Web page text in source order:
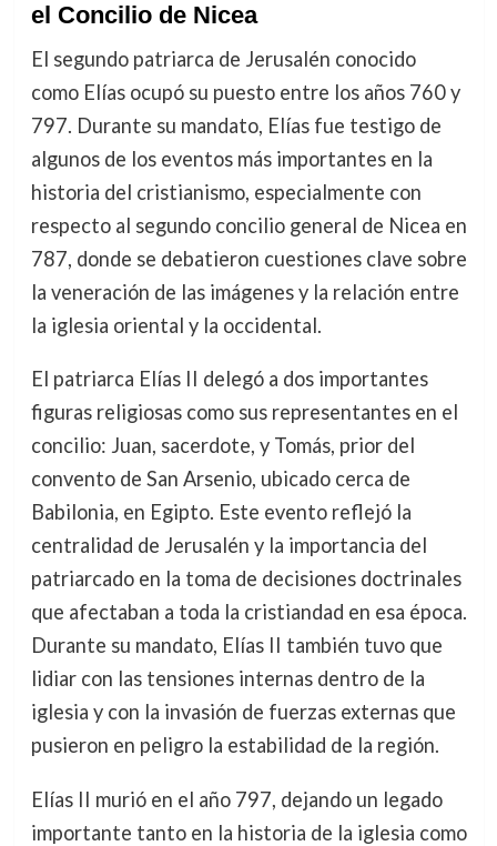
el Concilio de Nicea
El segundo patriarca de Jerusalén conocido
como Elías ocupó su puesto entre los años 760 y
797. Durante su mandato, Elías fue testigo de
algunos de los eventos más importantes en la
historia del cristianismo, especialmente con
respecto al segundo concilio general de Nicea en
787, donde se debatieron cuestiones clave sobre
la veneración de las imágenes y la relación entre
la iglesia oriental y la occidental.
El patriarca Elías II delegó a dos importantes
figuras religiosas como sus representantes en el
concilio: Juan, sacerdote, y Tomás, prior del
convento de San Arsenio, ubicado cerca de
Babilonia, en Egipto. Este evento reflejó la
centralidad de Jerusalén y la importancia del
patriarcado en la toma de decisiones doctrinales
que afectaban a toda la cristiandad en esa época.
Durante su mandato, Elías II también tuvo que
lidiar con las tensiones internas dentro de la
iglesia y con la invasión de fuerzas externas que
pusieron en peligro la estabilidad de la región.
Elías II murió en el año 797, dejando un legado
importante tanto en la historia de la iglesia como